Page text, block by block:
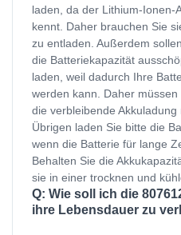
laden, da der Lithium-Ionen-
kennt. Daher brauchen Sie
zu entladen. Außerdem
die Batteriekapazität
laden, weil dadurch Ihre
werden kann. Daher
die verbleibende
Übrigen laden Sie bitte die
wenn die Batterie für lange
Behalten Sie die
sie in einer trocknen und
Q: Wie soll ich die
ihre Lebensdauer zu